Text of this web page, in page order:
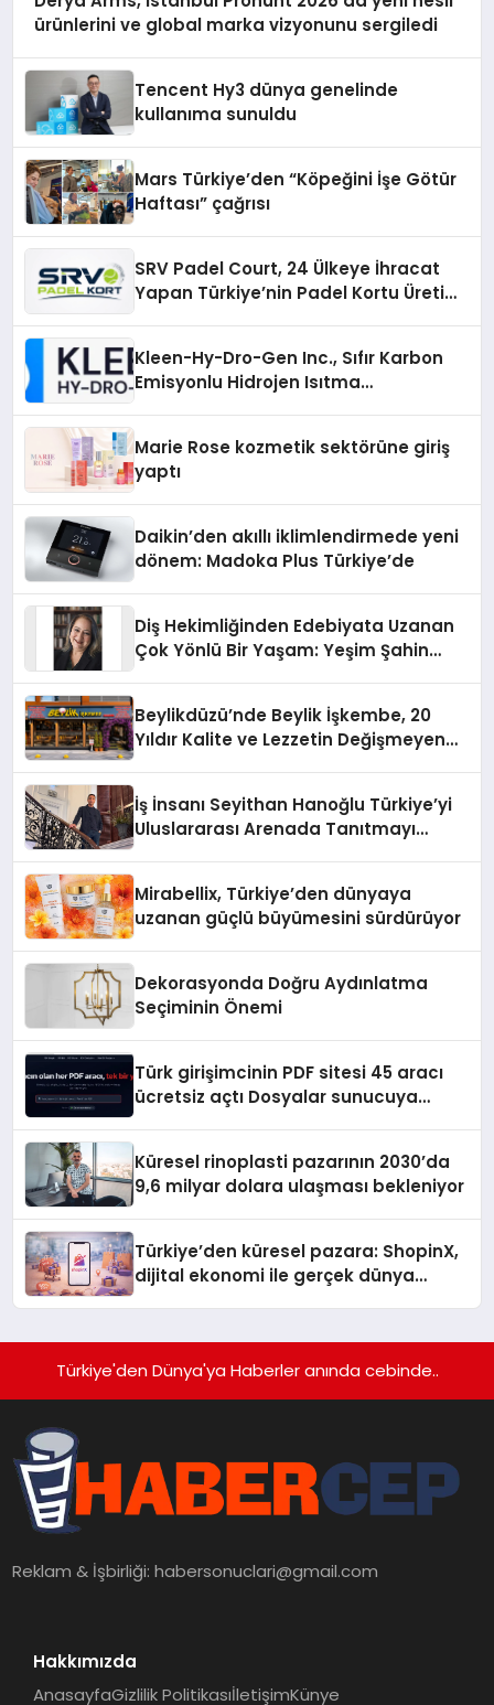
ürünlerini ve global marka vizyonunu sergiledi
Tencent Hy3 dünya genelinde
kullanıma sunuldu
Mars Türkiye’den “Köpeğini İşe Götür
Haftası” çağrısı
SRV Padel Court, 24 Ülkeye İhracat
Yapan Türkiye’nin Padel Kortu Üretim
Kleen-Hy-Dro-Gen Inc., Sıfır Karbon
Emisyonlu Hidrojen Isıtma
Marie Rose kozmetik sektörüne giriş
yaptı
Daikin’den akıllı iklimlendirmede yeni
dönem: Madoka Plus Türkiye’de
Diş Hekimliğinden Edebiyata Uzanan
Çok Yönlü Bir Yaşam: Yeşim Şahin
Beylikdüzü’nde Beylik İşkembe, 20
Yıldır Kalite ve Lezzetin Değişmeyen
İş İnsanı Seyithan Hanoğlu Türkiye’yi
Uluslararası Arenada Tanıtmayı
Mirabellix, Türkiye’den dünyaya
uzanan güçlü büyümesini sürdürüyor
Dekorasyonda Doğru Aydınlatma
Seçiminin Önemi
Türk girişimcinin PDF sitesi 45 aracı
ücretsiz açtı Dosyalar sunucuya
Küresel rinoplasti pazarının 2030’da
9,6 milyar dolara ulaşması bekleniyor
Türkiye’den küresel pazara: ShopinX,
dijital ekonomi ile gerçek dünya
Türkiye'den Dünya'ya Haberler anında cebinde..
Reklam & İşbirliği:habersonuclari@gmail.com
Hakkımızda
AnasayfaGizlilik PolitikasıİletişimKünye